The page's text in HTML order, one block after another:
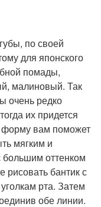
по своей
для японского
помады,
малиновый. Так
очень редко
их придется
форму вам поможет
мягким и
большим оттенком
бантик с
рта. Затем
обе линии.